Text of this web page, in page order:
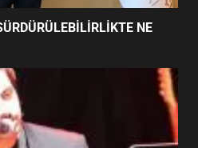
SATRANÇ
KAYITLARI NEYİ
BELEDİYESPOR’DA
NASIL
NE